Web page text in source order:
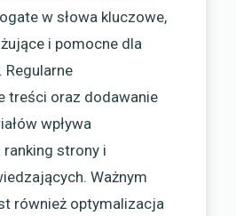
w słowa kluczowe,
i pomocne dla
Regularne
treści oraz dodawanie
wpływa
strony i
Ważnym
również optymalizacja